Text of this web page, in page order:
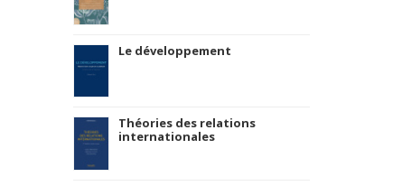
Le développement
Théories des relations
internationales